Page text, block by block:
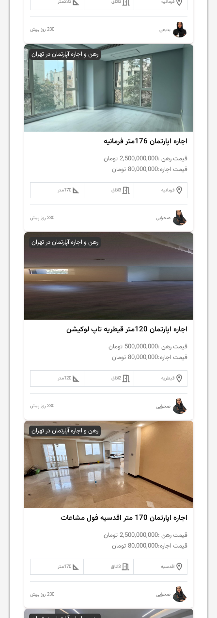
فرمانیه 3اتاق 233متر
بدیعی 230 روز پیش
رهن و اجاره آپارتمان در تهران
اجاره اپارتمان 176متر فرمانیه
قیمت رهن :2,500,000,000 تومان
قیمت اجاره:80,000,000 تومان
فرمانیه 3اتاق 170متر
صحرایی 230 روز پیش
رهن و اجاره آپارتمان در تهران
اجاره اپارتمان 120متر قیطریه تاپ لوکیشن
قیمت رهن :500,000,000 تومان
قیمت اجاره:80,000,000 تومان
قیطریه 2اتاق 120متر
صحرایی 230 روز پیش
رهن و اجاره آپارتمان در تهران
اجاره اپارتمان 170 متر اقدسیه فول مشاعات
قیمت رهن :2,500,000,000 تومان
قیمت اجاره:80,000,000 تومان
اقدسیه 3اتاق 170متر
صحرایی 230 روز پیش